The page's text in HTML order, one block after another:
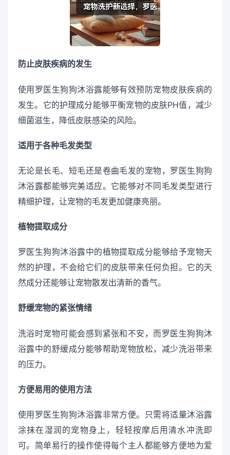
防止皮肤疾病的发生
使用罗医生狗狗沐浴露能够有效预防宠物皮肤疾病的
发生。它的护理成分能够平衡宠物的皮肤PH值，减少
细菌滋生，降低皮肤感染的风险。
适用于各种毛发类型
无论是长毛、短毛还是卷曲毛发的宠物，罗医生狗狗
沐浴露都能够完美适应。它能够对不同毛发类型进行
精细护理，让宠物的毛发更加健康亮丽。
植物提取成分
罗医生狗狗沐浴露中的植物提取成分能够给予宠物天
然的护理，不会给它们的皮肤带来任何负担。它的天
然成分还能够让宠物散发出清新的香气。
舒缓宠物的紧张情绪
洗浴时宠物可能会感到紧张和不安，而罗医生狗狗沐
浴露中的舒缓成分能够帮助宠物放松，减少洗浴带来
的压力。
方便易用的使用方法
使用罗医生狗狗沐浴露非常方便。只需将适量沐浴露
涂抹在湿润的宠物身上，轻轻按摩后用清水冲洗即
可。简单易行的操作使得每个主人都能够方便地为爱